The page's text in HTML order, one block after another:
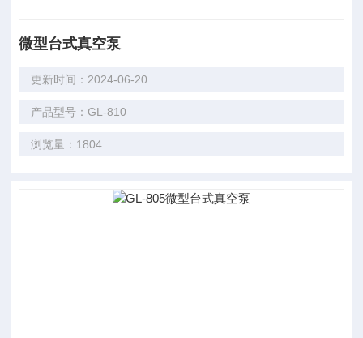
微型台式真空泵
更新时间：2024-06-20
产品型号：GL-810
浏览量：1804